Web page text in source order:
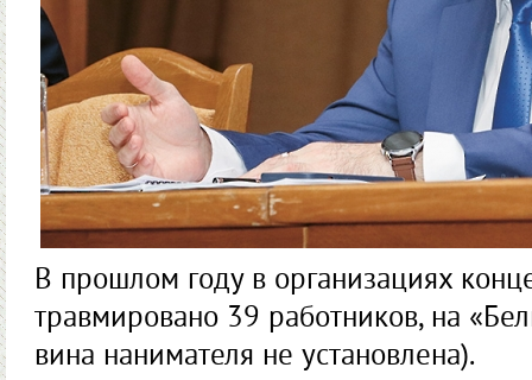
В прошлом году в организациях
травмировано 39 работников, на
вина нанимателя не установлена).